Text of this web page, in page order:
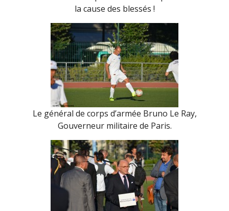
la cause des blessés !
Le général de corps d’armée Bruno Le Ray,
Gouverneur militaire de Paris.